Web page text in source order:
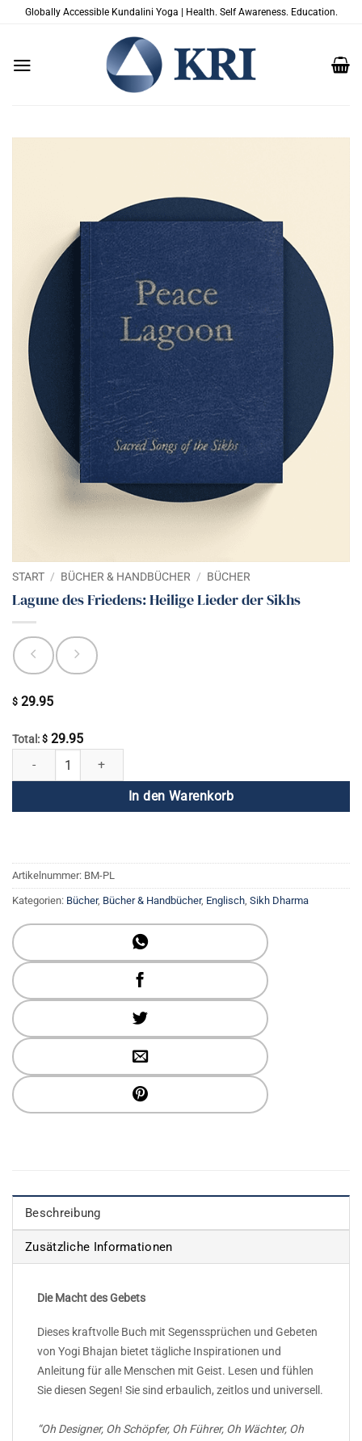
ZumGlobally Accessible Kundalini Yoga | Health. Self Awareness. Education.
START / BÜCHER & HANDBÜCHER / BÜCHER
Lagune des Friedens: Heilige Lieder der Sikhs
$ 29.95
Total: $ 29.95
Lagune des Friedens: Heilige Lieder der Sikhs Menge
In den Warenkorb
Artikelnummer: BM-PL
Kategorien: Bücher, Bücher & Handbücher, Englisch, Sikh Dharma
Beschreibung
Zusätzliche Informationen
Die Macht des Gebets
Dieses kraftvolle Buch mit Segenssprüchen und Gebeten
von Yogi Bhajan bietet tägliche Inspirationen und
Anleitung für alle Menschen mit Geist. Lesen und fühlen
Sie diesen Segen! Sie sind erbaulich, zeitlos und universell.
“Oh Designer, Oh Schöpfer, Oh Führer, Oh Wächter, Oh